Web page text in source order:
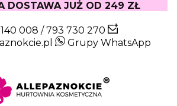
DOSTAWA JUŻ OD 249 ZŁ
008 /793 730 270
Grupy WhatsApp